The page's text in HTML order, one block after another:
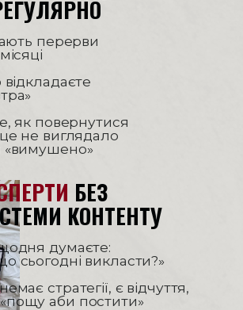
перерви
відкладаєте
як повернутися
не виглядало
«вимушено»
БЕЗ
КОНТЕНТУ
думаєте:
сьогодні викласти?»
стратегії, є відчуття,
аби постити»